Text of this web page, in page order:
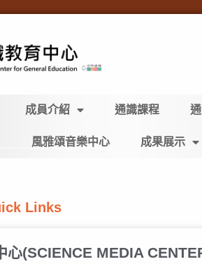
成員介紹 通識課程
風雅頌音樂中心 成果展示
Links
心(SCIENCE MEDIA